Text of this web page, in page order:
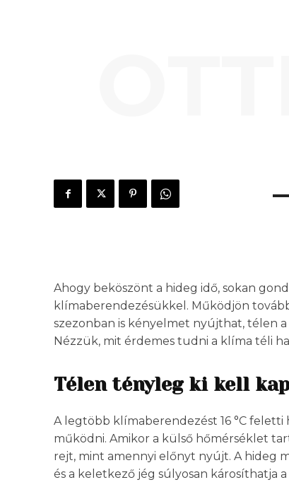
Ahogy beköszönt a hideg idő, sokan
klímaberendezésükkel. Működjön
szezonban is kényelmet nyújthat, télen
Nézzük, mit érdemes tudni a klíma téli
Télen tényleg ki kell
A legtöbb klímaberendezést 16 °C
működni. Amikor a külső hőmérséklet
rejt, mint amennyi előnyt nyújt. A hideg
és a keletkező jég súlyosan károsíthatja